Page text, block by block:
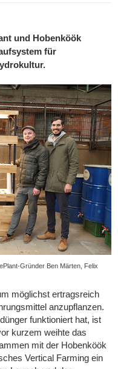
und Hobenköök
für
Gründer Ben Märten, Felix
möglichst ertragsreich
anzupflanzen.
funktioniert hat, ist
kurzem weihte das
mit der Hobenköök
Vertical Farming ein